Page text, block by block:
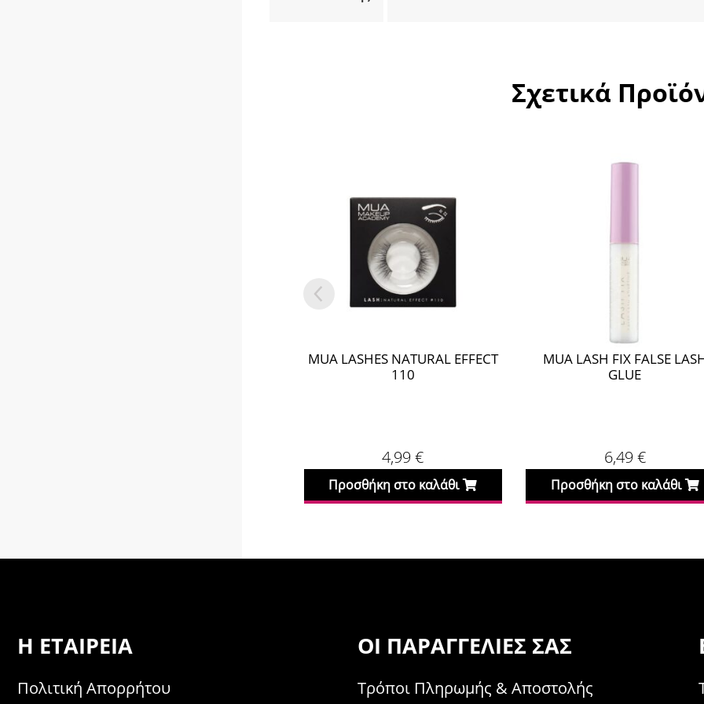
Σχετικά
MUA LASHES NATURAL EFFECT
110
4,99€
Προσθήκη στο καλάθι
MUA LASH FIX FALSE LASH
GLUE
6,49€
Προσθήκη στο καλάθι
Η ΕΤΑΙΡΕΊΑ
Πολιτική Απορρήτου
ΟΙ ΠΑΡΑΓΓΕΛΊΕΣ ΣΑΣ
Τρόποι Πληρωμής & Αποστολής